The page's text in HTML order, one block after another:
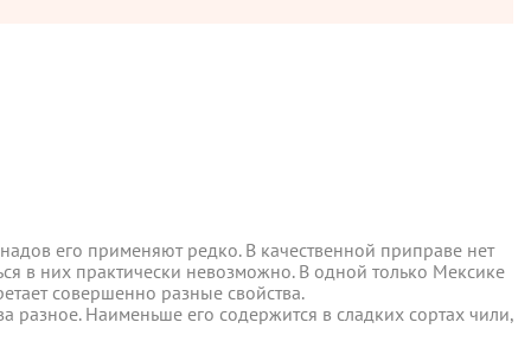
его применяют редко. В качественной приправе нет
в них практически невозможно. В одной только Мексике
Наименьше его содержится в сладких сортах чили,
в понедельник, вторник и четверг. Отправка
включительно.
его применяют редко. В качественной приправе нет
в них практически невозможно. В одной только Мексике
совершенно разные свойства.
разное. Наименьше его содержится в сладких сортах чили,